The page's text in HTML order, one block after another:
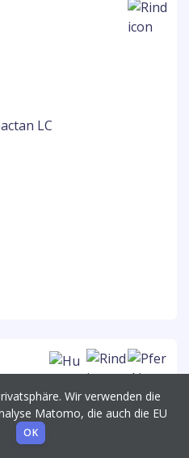
Wir verwenden die
Matomo, die auch die EU
OK